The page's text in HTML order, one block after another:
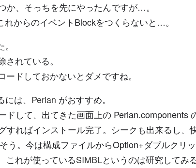
か、そっちを先にやったんですが…。
からのイベントBlockをつくらないと…。
れている。
ドしておかないとダメですね。
は、 Perian がおすすめ。
ドして、出てきた画面上の Perian.components
すればインストール完了。シークも出来るし、
う。今は構成ファイルからOption+ダブルクリ
これが使っているSIMBLというのは研究してみ